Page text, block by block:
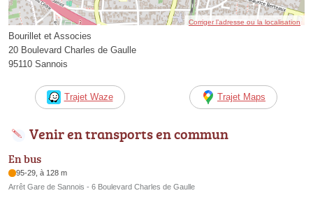
Corriger l’adresse ou la localisation
Bourillet et Associes
20 Boulevard Charles de Gaulle
95110 Sannois
Trajet Waze Trajet Maps
Venir en transports en commun
En bus
95-29, à 128 m
Arrêt Gare de Sannois - 6 Boulevard Charles de Gaulle